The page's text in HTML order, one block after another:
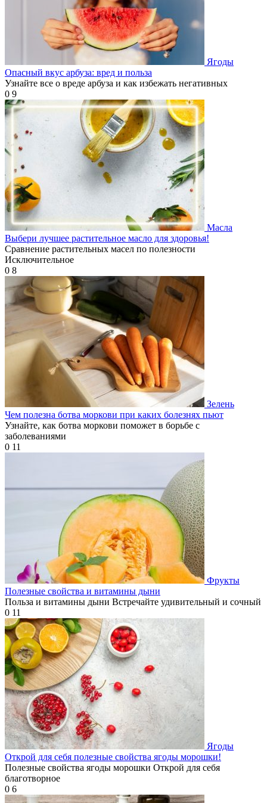
Ягоды
Опасный вкус арбуза: вред и польза
Узнайте все о вреде арбуза и как избежать негативных
0 9
Масла
Выбери лучшее растительное масло для здоровья!
Сравнение растительных масел по полезности
Исключительное
0 8
Зелень
Чем полезна ботва моркови при каких болезнях пьют
Узнайте, как ботва моркови поможет в борьбе с
заболеваниями
0 11
Фрукты
Полезные свойства и витамины дыни
Польза и витамины дыни Встречайте удивительный и сочный
0 11
Ягоды
Открой для себя полезные свойства ягоды морошки!
Полезные свойства ягоды морошки Открой для себя
благотворное
0 6